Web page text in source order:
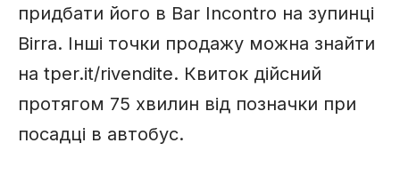
придбати його в Bar Incontro на зупинці
Birra. Інші точки продажу можна знайти
на tper.it/rivendite. Квиток дійсний
протягом 75 хвилин від позначки при
посадці в автобус.